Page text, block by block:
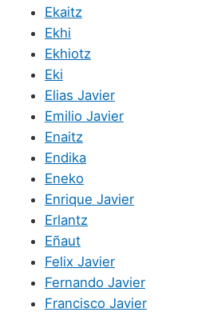
Ekaitz
Ekhi
Ekhiotz
Eki
Elias Javier
Emilio Javier
Enaitz
Endika
Eneko
Enrique Javier
Erlantz
Eñaut
Felix Javier
Fernando Javier
Francisco Javier